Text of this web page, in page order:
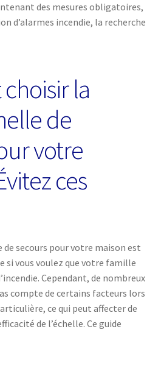
des mesures obligatoires,
d’alarmes incendie, la recherche
la
de
votre
ces
secours pour votre maison est
si vous voulez que votre famille
Cependant, de nombreux
compte de certains facteurs lors
ce qui peut affecter de
de l’échelle. Ce guide